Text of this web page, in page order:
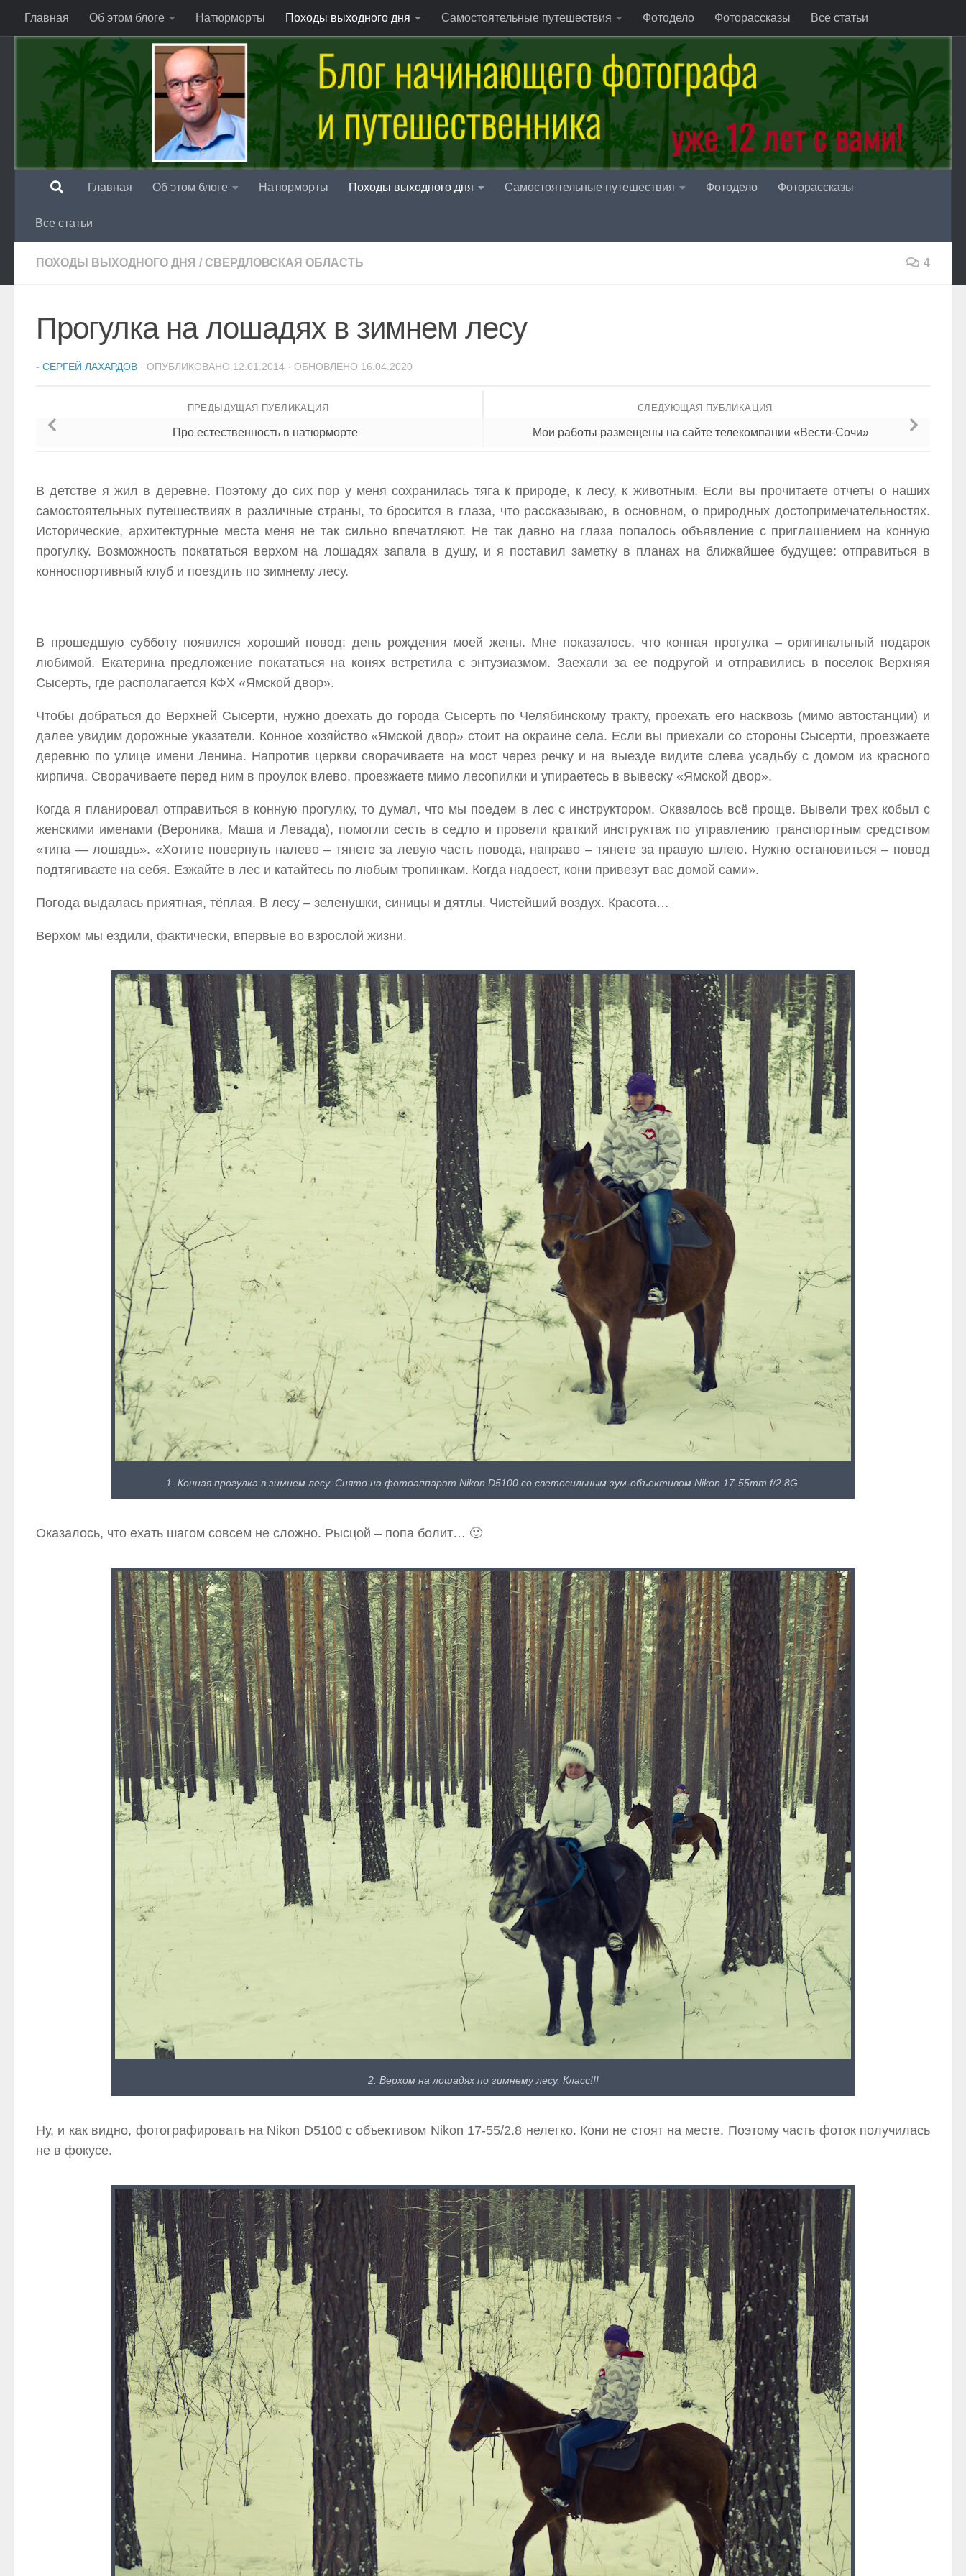
Перейти к содержимому
Главная Об этом блоге Натюрморты Походы выходного дня Самостоятельные путешествия Фотодело Фоторассказы Все статьи
Главная Об этом блоге Натюрморты Походы выходного дня Самостоятельные путешествия Фотодело Фоторассказы
Все статьи
ПОХОДЫ ВЫХОДНОГО ДНЯ / СВЕРДЛОВСКАЯ ОБЛАСТЬ 4
Прогулка на лошадях в зимнем лесу
- СЕРГЕЙ ЛАХАРДОВ · ОПУБЛИКОВАНО 12.01.2014 · ОБНОВЛЕНО 16.04.2020
СЛЕДУЮЩАЯ ПУБЛИКАЦИЯ
Мои работы размещены на сайте телекомпании «Вести-Сочи»
ПРЕДЫДУЩАЯ ПУБЛИКАЦИЯ
Про естественность в натюрморте
В детстве я жил в деревне. Поэтому до сих пор у меня сохранилась тяга к природе, к лесу, к животным. Если вы прочитаете отчеты о наших
самостоятельных путешествиях в различные страны, то бросится в глаза, что рассказываю, в основном, о природных достопримечательностях.
Исторические, архитектурные места меня не так сильно впечатляют. Не так давно на глаза попалось объявление с приглашением на конную
прогулку. Возможность покататься верхом на лошадях запала в душу, и я поставил заметку в планах на ближайшее будущее: отправиться в
конноспортивный клуб и поездить по зимнему лесу.
В прошедшую субботу появился хороший повод: день рождения моей жены. Мне показалось, что конная прогулка – оригинальный подарок
любимой. Екатерина предложение покататься на конях встретила с энтузиазмом. Заехали за ее подругой и отправились в поселок Верхняя
Сысерть, где располагается КФХ «Ямской двор».
Чтобы добраться до Верхней Сысерти, нужно доехать до города Сысерть по Челябинскому тракту, проехать его насквозь (мимо автостанции) и
далее увидим дорожные указатели. Конное хозяйство «Ямской двор» стоит на окраине села. Если вы приехали со стороны Сысерти, проезжаете
деревню по улице имени Ленина. Напротив церкви сворачиваете на мост через речку и на выезде видите слева усадьбу с домом из красного
кирпича. Сворачиваете перед ним в проулок влево, проезжаете мимо лесопилки и упираетесь в вывеску «Ямской двор».
Когда я планировал отправиться в конную прогулку, то думал, что мы поедем в лес с инструктором. Оказалось всё проще. Вывели трех кобыл с
женскими именами (Вероника, Маша и Левада), помогли сесть в седло и провели краткий инструктаж по управлению транспортным средством
«типа — лошадь». «Хотите повернуть налево – тянете за левую часть повода, направо – тянете за правую шлею. Нужно остановиться – повод
подтягиваете на себя. Езжайте в лес и катайтесь по любым тропинкам. Когда надоест, кони привезут вас домой сами».
Погода выдалась приятная, тёплая. В лесу – зеленушки, синицы и дятлы. Чистейший воздух. Красота…
Верхом мы ездили, фактически, впервые во взрослой жизни.
1. Конная прогулка в зимнем лесу. Снято на фотоаппарат Nikon D5100 со светосильным зум-объективом Nikon 17-55mm f/2.8G.
Оказалось, что ехать шагом совсем не сложно. Рысцой – попа болит… 🙂
2. Верхом на лошадях по зимнему лесу. Класс!!!
Ну, и как видно, фотографировать на Nikon D5100 с объективом Nikon 17-55/2.8 нелегко. Кони не стоят на месте. Поэтому часть фоток получилась
не в фокусе.